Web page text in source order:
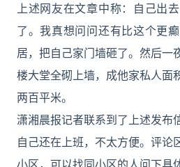
上述网友在文章中称：自己出
了。我真想问问还有比这个更
居，把自己家门墙砸了。然后一
楼大堂全砌上墙，成他家私人面
两百平米。
潇湘晨报记者联系到了上述发布
自己还在上班，不太方便。评论
小区，可以找同小区的人问下具